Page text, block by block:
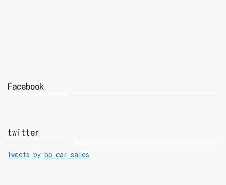
Facebook
twitter
Tweets by bp_car_sales